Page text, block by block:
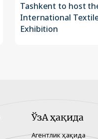
Tashkent to host
International
Exhibition
ЎзА ҳақида
Агентлик ҳақида